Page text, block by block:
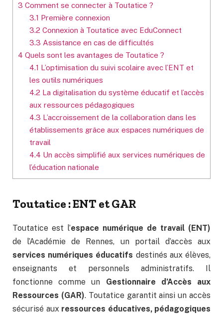
3 Comment se connecter à Toutatice ?
3.1 Première connexion
3.2 Connexion à Toutatice avec EduConnect
3.3 Assistance en cas de difficultés
4 Quels sont les avantages de Toutatice ?
4.1 L’optimisation du suivi scolaire avec l’ENT et
les outils numériques
4.2 La digitalisation du système éducatif et l’accès
aux ressources pédagogiques
4.3 L’accroissement de la collaboration dans les
établissements grâce aux espaces numériques de
travail
4.4 Un accès simplifié aux services numériques de
l’éducation nationale
Toutatice : ENT et GAR
Toutatice est l’espace numérique de travail (ENT)
de l’Académie de Rennes, un portail d’accès aux
services numériques éducatifs destinés aux élèves,
enseignants et personnels administratifs. Il
fonctionne comme un Gestionnaire d’Accès aux
Ressources (GAR). Toutatice garantit ainsi un accès
sécurisé aux ressources éducatives, pédagogiques